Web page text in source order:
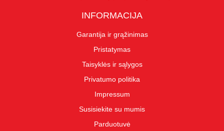
INFORMACIJA
Garantija ir grąžinimas
Pristatymas
Taisyklės ir sąlygos
Privatumo politika
Impressum
Susisiekite su mumis
Parduotuvė